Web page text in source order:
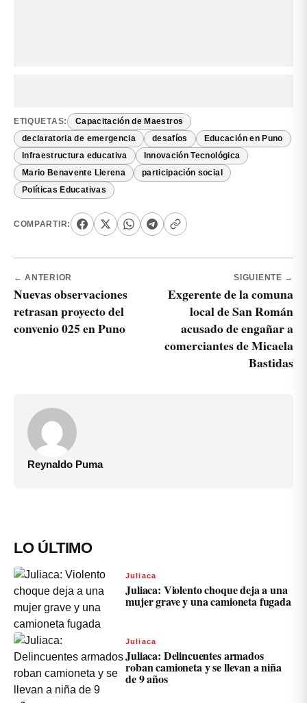
ETIQUETAS: Capacitación de Maestros
declaratoria de emergencia desafíos Educación en Puno
Infraestructura educativa Innovación Tecnológica
Mario Benavente Llerena participación social
Políticas Educativas
COMPARTIR:
← ANTERIOR
Nuevas observaciones
retrasan proyecto del
convenio 025 en Puno
SIGUIENTE →
Exgerente de la comuna
local de San Román
acusado de engañar a
comerciantes de Micaela
Bastidas
Reynaldo Puma
LO ÚLTIMO
Juliaca
Juliaca: Violento choque deja a una
mujer grave y una camioneta fugada
Juliaca
Juliaca: Delincuentes armados
roban camioneta y se llevan a niña
de 9 años